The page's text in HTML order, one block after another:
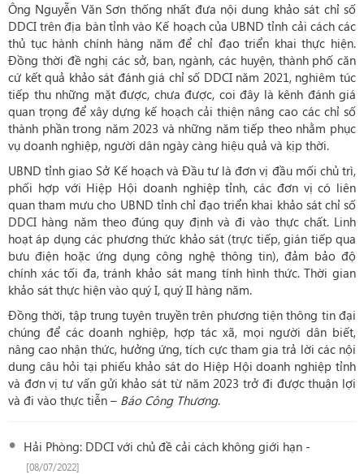
Ông Nguyễn Văn Sơn thống nhất đưa nội dung khảo sát chỉ số
DDCI trên địa bàn tỉnh vào Kế hoạch của UBND tỉnh cải cách các
thủ tục hành chính hàng năm để chỉ đạo triển khai thực hiện.
Đồng thời đề nghị các sở, ban, ngành, các huyện, thành phố căn
cứ kết quả khảo sát đánh giá chỉ số DDCI năm 2021, nghiêm túc
tiếp thu những mặt được, chưa được, coi đây là kênh đánh giá
quan trọng để xây dựng kế hoạch cải thiện nâng cao các chỉ số
thành phần trong năm 2023 và những năm tiếp theo nhằm phục
vụ doanh nghiệp, người dân ngày càng hiệu quả và kịp thời.
UBND tỉnh giao Sở Kế hoạch và Đầu tư là đơn vị đầu mối chủ trì,
phối hợp với Hiệp Hội doanh nghiệp tỉnh, các đơn vị có liên
quan tham mưu cho UBND tỉnh chỉ đạo triển khai khảo sát chỉ số
DDCI hàng năm theo đúng quy định và đi vào thực chất. Linh
hoạt áp dụng các phương thức khảo sát (trực tiếp, gián tiếp qua
bưu điện hoặc ứng dụng công nghệ thông tin), đảm bảo độ
chính xác tối đa, tránh khảo sát mang tính hình thức. Thời gian
khảo sát thực hiện vào quý I, quý II hàng năm.
Đồng thời, tập trung tuyên truyền trên phương tiện thông tin đại
chúng để các doanh nghiệp, hợp tác xã, mọi người dân biết,
nâng cao nhận thức, hưởng ứng, tích cực tham gia trả lời các nội
dung câu hỏi tại phiếu khảo sát do Hiệp Hội doanh nghiệp tỉnh
và đơn vị tư vấn gửi khảo sát từ năm 2023 trở đi được thuận lợi
và đi vào thực tiễn – Báo Công Thương.
Hải Phòng: DDCI với chủ đề cải cách không giới hạn -
[08/07/2022]